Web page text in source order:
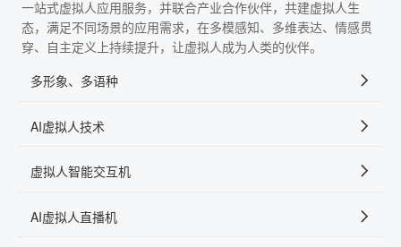
一站式虚拟人应用服务，并联合产业合作伙伴，共建虚拟人生
态，满足不同场景的应用需求，在多模感知、多维表达、情感贯
穿、自主定义上持续提升，让虚拟人成为人类的伙伴。
多形象、多语种
AI虚拟人技术
虚拟人智能交互机
AI虚拟人直播机